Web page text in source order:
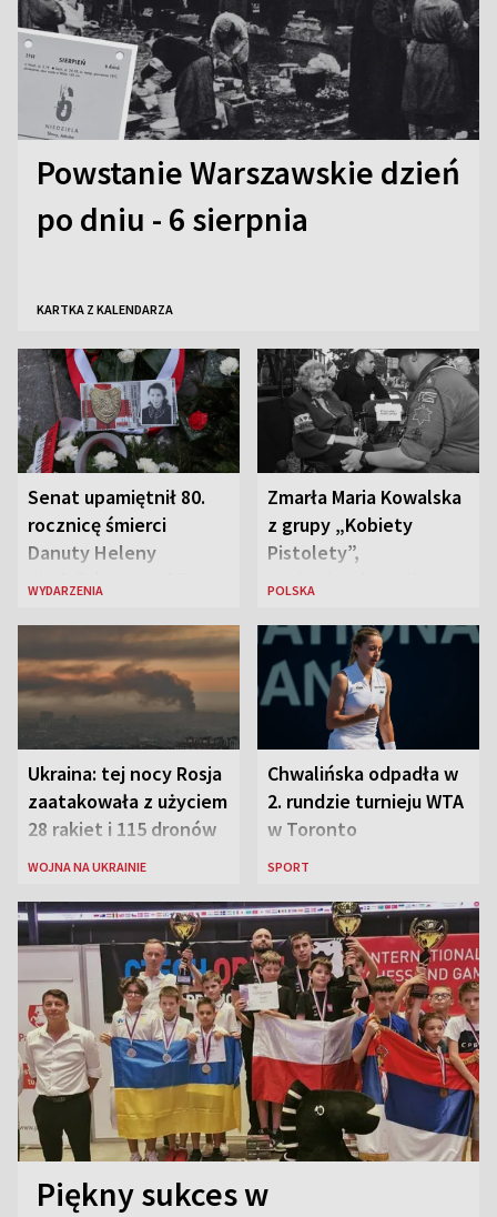
Powstanie Warszawskie dzień
po dniu - 6 sierpnia
KARTKA Z KALENDARZA
Senat upamiętnił 80.
rocznicę śmierci
Danuty Heleny
Siedzikówny „Inki”
WYDARZENIA
Zmarła Maria Kowalska
z grupy „Kobiety
Pistolety”,
sanitariuszka pułku
POLSKA
Ukraina: tej nocy Rosja
zaatakowała z użyciem
28 rakiet i 115 dronów
WOJNA NA UKRAINIE
Chwalińska odpadła w
2. rundzie turnieju WTA
w Toronto
SPORT
Piękny sukces w